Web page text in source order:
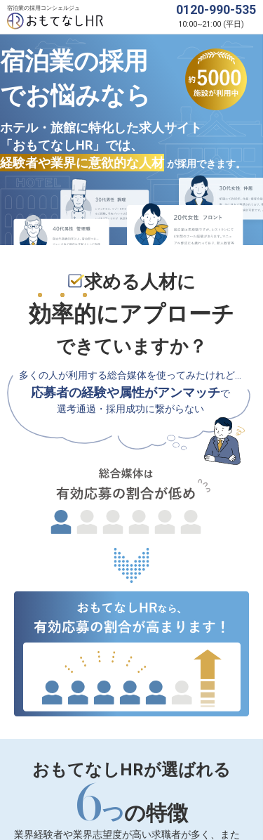
宿泊業の採用コンシェルジュ 0120-990-535
10:00~21:00 (平日)
宿泊業の採用
でお悩みなら
ホテル・旅館に特化した求人サイト
「おもてなしHR」では、
経験者や業界に意欲的な人材 が採用できます。
求める人材に
効率的にアプローチ
できていますか？
多くの人が利用する総合媒体を使ってみたけれど…
応募者の経験や属性がアンマッチで
選考通過・採用成功に繋がらない
おもてなしHRが選ばれる
6つの特徴
業界経験者や業界志望度が高い求職者が多く、また